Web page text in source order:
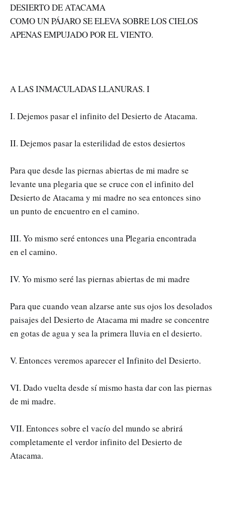
DESIERTO DE ATACAMA
COMO UN PÁJARO SE ELEVA SOBRE LOS CIELOS
APENAS EMPUJADO POR EL VIENTO.
A LAS INMACULADAS LLANURAS. I
I. Dejemos pasar el infinito del Desierto de Atacama.
II. Dejemos pasar la esterilidad de estos desiertos
Para que desde las piernas abiertas de mi madre se
levante una plegaria que se cruce con el infinito del
Desierto de Atacama y mi madre no sea entonces sino
un punto de encuentro en el camino.
III. Yo mismo seré entonces una Plegaria encontrada
en el camino.
IV. Yo mismo seré las piernas abiertas de mi madre
Para que cuando vean alzarse ante sus ojos los desolados
paisajes del Desierto de Atacama mi madre se concentre
en gotas de agua y sea la primera lluvia en el desierto.
V. Entonces veremos aparecer el Infinito del Desierto.
VI. Dado vuelta desde sí mismo hasta dar con las piernas
de mi madre.
VII. Entonces sobre el vacío del mundo se abrirá
completamente el verdor infinito del Desierto de
Atacama.